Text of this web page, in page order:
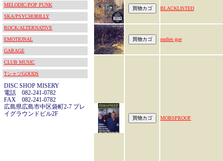
MELODIC/POP PUNK
SKA/PSYCHOBILLY
ROCK/ALTERNATIVE
EMOTIONAL
GARAGE
CLUB MUSIC
TシャツGOODS
DISC SHOP MISERY
電話 082-241-0782
FAX 082-241-0782
広島県広島市中区袋町2-7 プレ
イグラウンドビル2F
BLACKLISTED
nudies goe
MOBSPROOF